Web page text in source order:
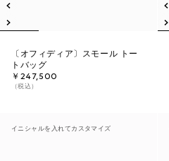
〔オフィディア〕スモール トー
トバッグ
￥247,500
（税込）
イニシャルを入れてカスタマイズ